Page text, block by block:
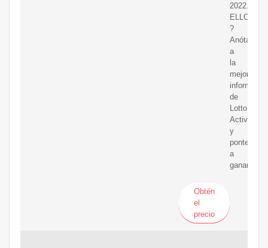
2022.
?
Anótate
a
la
mejor
de
Lotto
Activo
y
ponte
a
ganar!.
Obtén
el
precio